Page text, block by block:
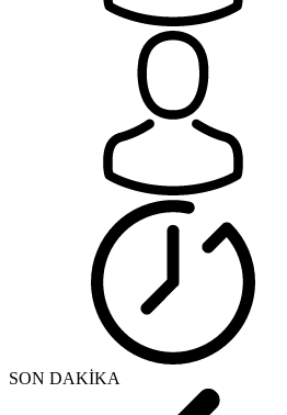
SON DAKİKA